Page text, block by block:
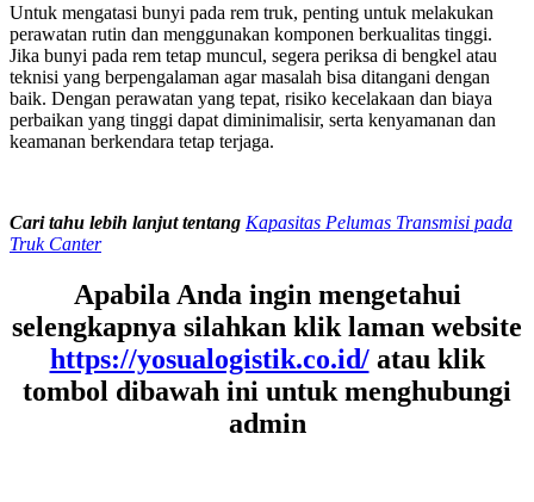
Untuk mengatasi bunyi pada rem truk, penting untuk melakukan
perawatan rutin dan menggunakan komponen berkualitas tinggi.
Jika bunyi pada rem tetap muncul, segera periksa di bengkel atau
teknisi yang berpengalaman agar masalah bisa ditangani dengan
baik. Dengan perawatan yang tepat, risiko kecelakaan dan biaya
perbaikan yang tinggi dapat diminimalisir, serta kenyamanan dan
keamanan berkendara tetap terjaga.
Cari tahu lebih lanjut tentang Kapasitas Pelumas Transmisi pada
Truk Canter
Apabila Anda ingin mengetahui
selengkapnya silahkan klik laman website
https://yosualogistik.co.id/atau klik
tombol dibawah ini untuk menghubungi
admin